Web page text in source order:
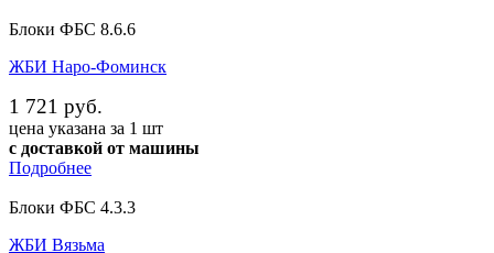
Блоки ФБС 8.6.6
ЖБИ Наро-Фоминск
1 721 руб.
цена указана за 1 шт
с доставкой от машины
Подробнее
Блоки ФБС 4.3.3
ЖБИ Вязьма